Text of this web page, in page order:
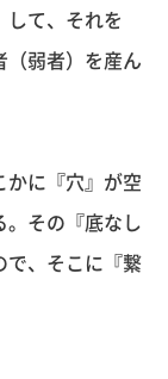
て、それを
（弱者）を産ん
かに『穴』が空
。その『底なし
で、そこに『繋